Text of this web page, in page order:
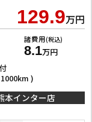
129.9万円
諸費用(税込)
8.1万円
)
本インター店